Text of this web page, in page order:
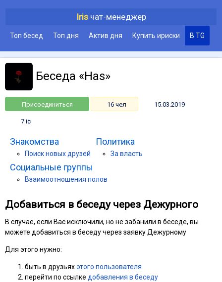
Irisчат-менеджер
Топ бесед Топ дня Актив дня Купить ириски В TG
Беседа «Has»
Присоединиться 16 чел 15.03.2019
7 i¢
Знакомства
Поиск новых друзей
Политика
За власть
Социальные группы
Взаимоотношения полов
Добавиться в беседу через Дежурного
В случае, если Вас исключили, но не забанили в беседе, вы
можете добавиться в беседу через заявку Дежурному
Для этого нужно:
быть в друзьяхэтого пользователя
перейти по ссылке добавления в беседу